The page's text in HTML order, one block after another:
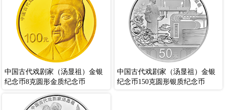
中国古代戏剧家（汤显祖）金银
纪念币8克圆形金质纪念币
中国古代戏剧家（汤显祖）金银
纪念币150克圆形银质纪念币